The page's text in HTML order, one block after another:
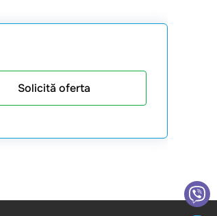
Solicită oferta